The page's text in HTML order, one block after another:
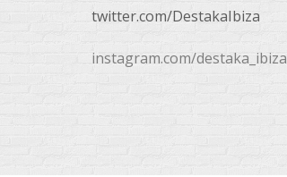
twitter.com/DestakaIbiza
instagram.com/destaka_ibiza